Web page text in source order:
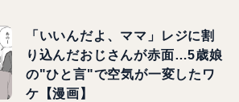
「いいんだよ、ママ」レジに割
り込んだおじさんが赤面…5歳娘
の"ひと言"で空気が一変したワ
ケ【漫画】